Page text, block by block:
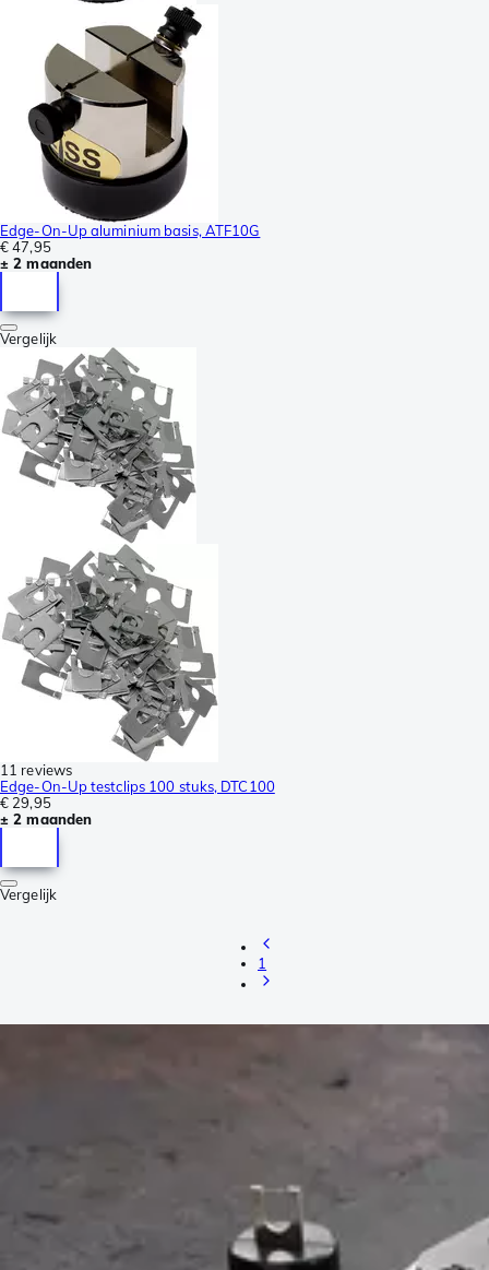
Edge-On-Up aluminium basis, ATF10G
€ 47,95
± 2 maanden
Vergelijk
11 reviews
Edge-On-Up testclips 100 stuks, DTC100
€ 29,95
± 2 maanden
Vergelijk
1